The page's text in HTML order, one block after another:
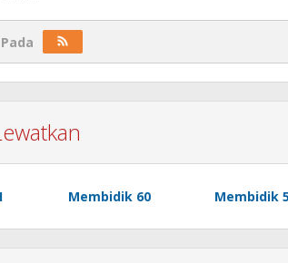
Membidik 60 Membidik